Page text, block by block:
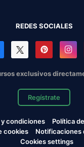
REDES SOCIALES
exclusivos
Regístrate
condiciones
Política
cookies
Notificaciones
Cookies settings